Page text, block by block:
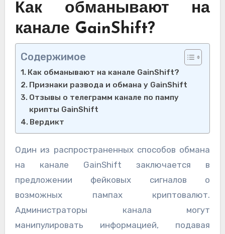
Как обманывают на
канале GainShift?
Содержимое
Как обманывают на канале GainShift?
Признаки развода и обмана у GainShift
Отзывы о телеграмм канале по пампу
крипты GainShift
Вердикт
Один из распространенных способов обмана
на канале GainShift заключается в
предложении фейковых сигналов о
возможных пампах криптовалют.
Администраторы канала могут
манипулировать информацией, подавая